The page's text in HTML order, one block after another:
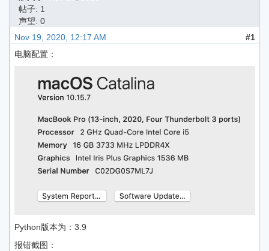
帖子: 1
声望: 0
Nov 19, 2020, 12:17 AM
#1
电脑配置：
Python版本为：3.9
报错截图：